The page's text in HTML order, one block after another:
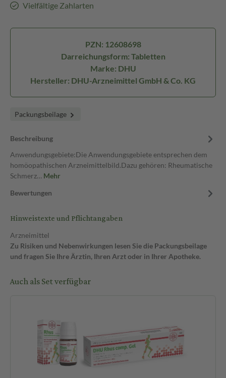
Vielfältige Zahlarten
PZN: 12608698
Darreichungsform: Tabletten
Marke: DHU
Hersteller: DHU-Arzneimittel GmbH & Co. KG
Packungsbeilage
Beschreibung
Anwendungsgebiete:Die Anwendungsgebiete entsprechen dem
homöopathischen Arzneimittelbild.Dazu gehören: Rheumatische
Schmerz… Mehr
Bewertungen
Hinweistexte und Pflichtangaben
Arzneimittel
Zu Risiken und Nebenwirkungen lesen Sie die Packungsbeilage
und fragen Sie Ihre Ärztin, Ihren Arzt oder in Ihrer Apotheke.
Auch als Set verfügbar